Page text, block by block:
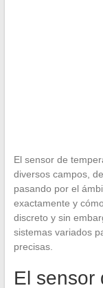
El sensor de
diversos campos,
pasando por el
exactamente y
discreto y sin
sistemas variados
precisas.
El sensor